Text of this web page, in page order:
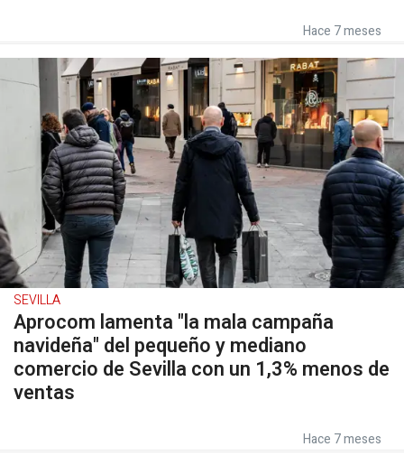
Hace 7 meses
SEVILLA
Aprocom lamenta "la mala campaña
navideña" del pequeño y mediano
comercio de Sevilla con un 1,3% menos de
ventas
Hace 7 meses